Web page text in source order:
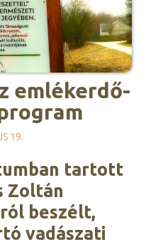
emlékerdő-
19.
tartott
Zoltán
beszélt,
vadászati